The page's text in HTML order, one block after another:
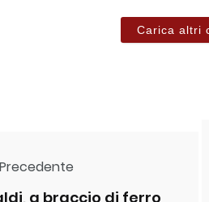
Carica altri
Precedente
a braccio di ferro